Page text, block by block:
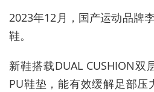
2023年12月，国产运动品牌
鞋。
新鞋搭载DUAL CUSHION双
PU鞋垫 ，能有效缓解足部压